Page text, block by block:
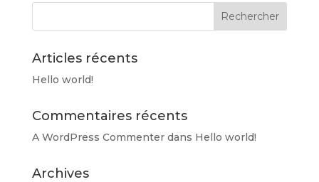
variations.
peuvent
la
page
Articles récents
Hello world!
Commentaires récents
A WordPress Commenterdans Hello world!
Archives